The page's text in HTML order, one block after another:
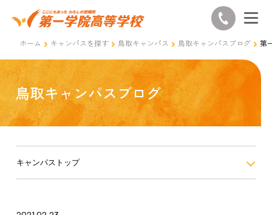
ホーム キャンパスを探す 鳥取キャンパス 鳥取キャンパスブログ 第
鳥取キャンパスブログ
キャンパストップ